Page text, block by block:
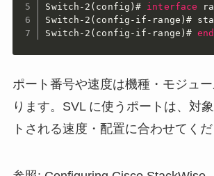
Switch-2(config)# interface
Switch-2(config-if-range)#
Switch-2(config-if-range)# end
ポート番号や速度は機種・モジュ
ります。SVL に使うポートは、対
トされる速度・配置に合わせてくだ